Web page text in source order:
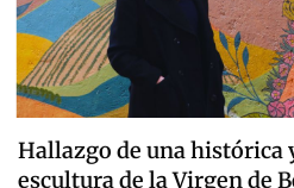
Hallazgo de una histórica
escultura de la Virgen de